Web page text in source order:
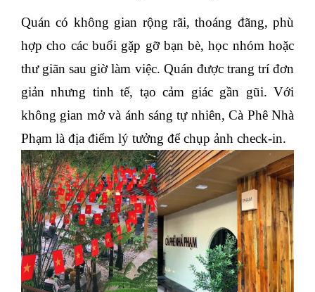
Quán có không gian rộng rãi, thoáng đãng, phù
hợp cho các buổi gặp gỡ bạn bè, học nhóm hoặc
thư giãn sau giờ làm việc. Quán được trang trí đơn
giản nhưng tinh tế, tạo cảm giác gần gũi. Với
không gian mở và ánh sáng tự nhiên, Cà Phê Nhà
Phạm là địa điểm lý tưởng để chụp ảnh check-in.